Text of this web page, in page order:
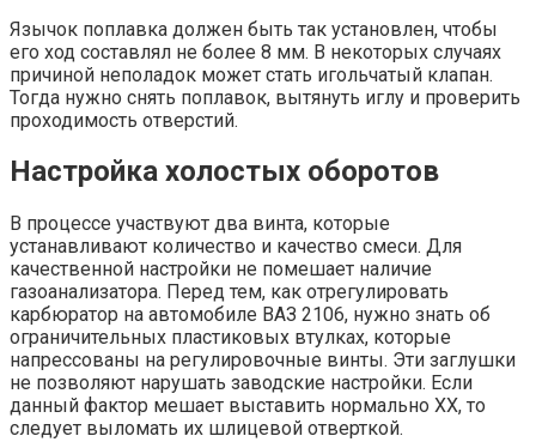
Язычок поплавка должен быть так установлен, чтобы
его ход составлял не более 8 мм. В некоторых случаях
причиной неполадок может стать игольчатый клапан.
Тогда нужно снять поплавок, вытянуть иглу и проверить
проходимость отверстий.
Настройка холостых оборотов
В процессе участвуют два винта, которые
устанавливают количество и качество смеси. Для
качественной настройки не помешает наличие
газоанализатора. Перед тем, как отрегулировать
карбюратор на автомобиле ВАЗ 2106, нужно знать об
ограничительных пластиковых втулках, которые
напрессованы на регулировочные винты. Эти заглушки
не позволяют нарушать заводские настройки. Если
данный фактор мешает выставить нормально ХХ, то
следует выломать их шлицевой отверткой.